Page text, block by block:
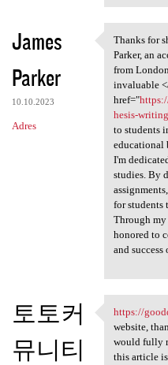
James
Parker
10.10.2023
Adres
Thanks
Thanks for
Parker, an
from
invaluable
href="
hesis-
to students
educational
I'm
studies. By
for students
Through my
honored to
and
토토커
뮤니티
https://
https://
website,
would fully
this article